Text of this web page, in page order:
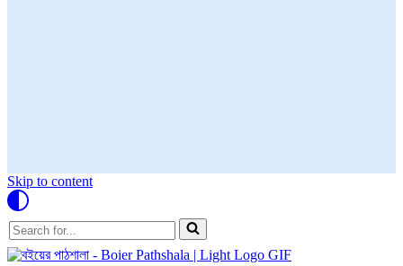
Skip to content
Search
for...